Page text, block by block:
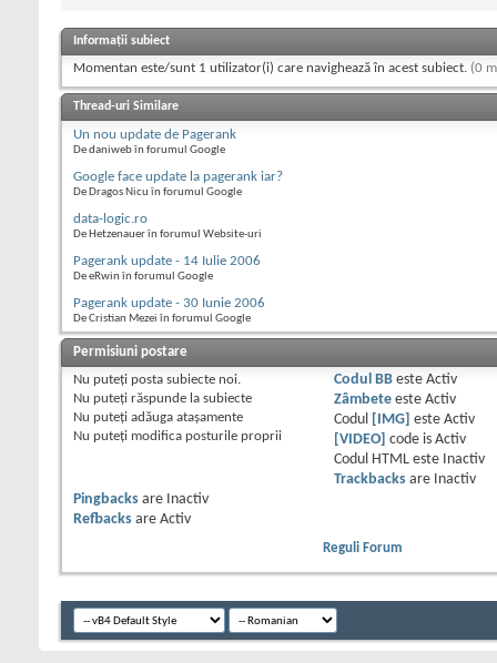
Informații subiect
Momentan este/sunt 1 utilizator(i) care navighează în acest subiect. (0
Thread-uri Similare
Un nou update de Pagerank
De daniweb în forumul Google
Google face update la pagerank iar?
De Dragos Nicu în forumul Google
data-logic.ro
De Hetzenauer în forumul Website-uri
Pagerank update - 14 Iulie 2006
De eRwin în forumul Google
Pagerank update - 30 Iunie 2006
De Cristian Mezei în forumul Google
Permisiuni postare
Nu puteţi posta subiecte noi.
Nu puteţi răspunde la subiecte
Nu puteţi adăuga ataşamente
Nu puteţi modifica posturile proprii
Codul BBeste Activ
Zâmbeteeste Activ
Codul
[IMG] este Activ
[VIDEO] code is Activ
Codul HTML este
Inactiv
Trackbacksare
Inactiv
Pingbacks are
Inactiv
Refbacks are Activ
Reguli Forum